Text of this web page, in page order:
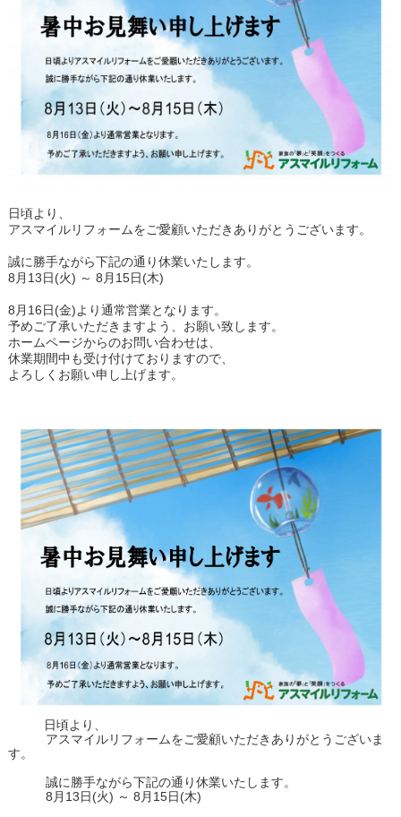
日頃より、
アスマイルリフォームをご愛顧いただきありがとうございます。
誠に勝手ながら下記の通り休業いたします。
8月13日(火) ～ 8月15日(木)
8月16日(金)より通常営業となります。
予めご了承いただきますよう、お願い致します。
ホームページからのお問い合わせは、
休業期間中も受け付けておりますので、
よろしくお願い申し上げます。
日頃より、
アスマイルリフォームをご愛顧いただきありがとうございま
す。
誠に勝手ながら下記の通り休業いたします。
8月13日(火) ～ 8月15日(木)